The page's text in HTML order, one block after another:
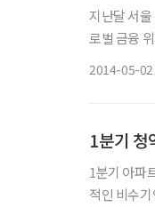
지난달 서울 아
로벌 금융
2014-05-02
1분기 청
1분기 아파
적인 비수기인 점